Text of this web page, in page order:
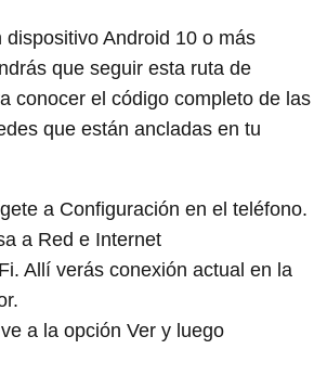
dispositivo Android 10 o más
que seguir esta ruta de
conocer el código completo de las
que están ancladas en tu
a Configuración en el teléfono.
a Red e Internet
Allí verás conexión actual en la
a la opción Ver y luego